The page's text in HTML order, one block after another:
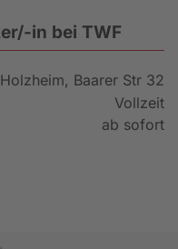
in bei TWF
Baarer Str 32
Vollzeit
ab sofort